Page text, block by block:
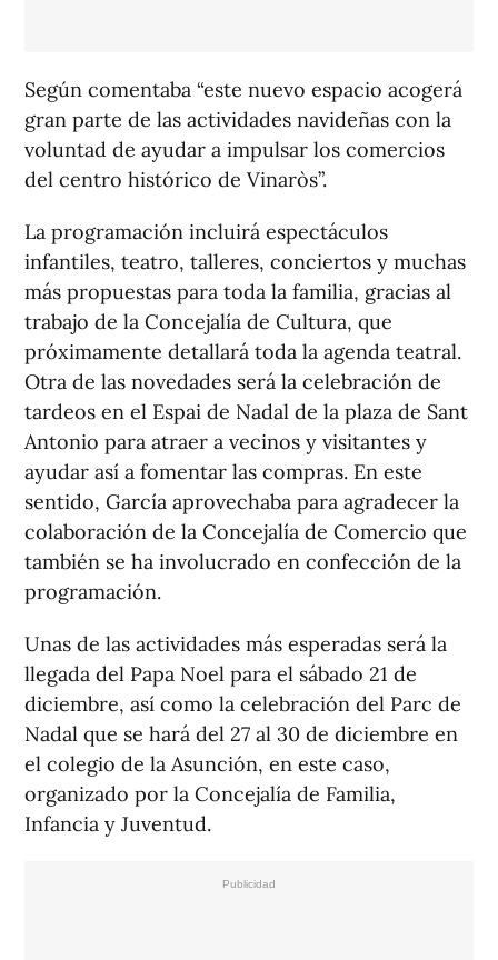
Según comentaba “este nuevo espacio acogerá
gran parte de las actividades navideñas con la
voluntad de ayudar a impulsar los comercios
del centro histórico de Vinaròs”.
La programación incluirá espectáculos
infantiles, teatro, talleres, conciertos y muchas
más propuestas para toda la familia, gracias al
trabajo de la Concejalía de Cultura, que
próximamente detallará toda la agenda teatral.
Otra de las novedades será la celebración de
tardeos en el Espai de Nadal de la plaza de Sant
Antonio para atraer a vecinos y visitantes y
ayudar así a fomentar las compras. En este
sentido, García aprovechaba para agradecer la
colaboración de la Concejalía de Comercio que
también se ha involucrado en confección de la
programación.
Unas de las actividades más esperadas será la
llegada del Papa Noel para el sábado 21 de
diciembre, así como la celebración del Parc de
Nadal que se hará del 27 al 30 de diciembre en
el colegio de la Asunción, en este caso,
organizado por la Concejalía de Familia,
Infancia y Juventud.